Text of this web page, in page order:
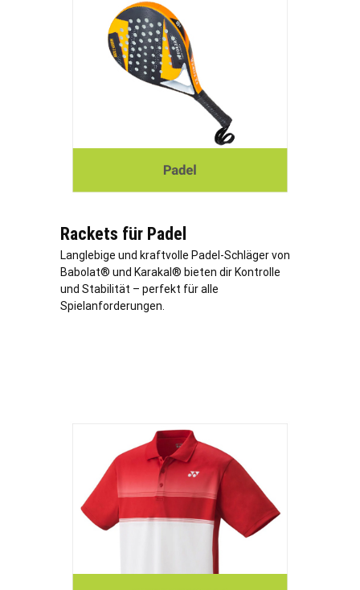
Rackets für Padel
Langlebige und kraftvolle Padel-Schläger von
Babolat® und Karakal® bieten dir Kontrolle
und Stabilität – perfekt für alle
Spielanforderungen.